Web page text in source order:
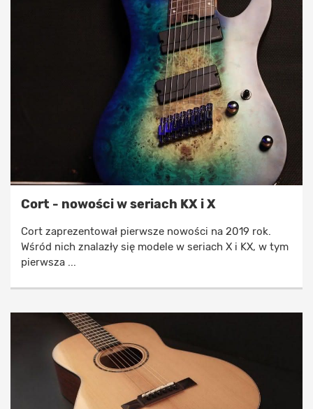
Cort - nowości w seriach KX i X
Cort zaprezentował pierwsze nowości na 2019 rok.
Wśród nich znalazły się modele w seriach X i KX, w tym
pierwsza ...